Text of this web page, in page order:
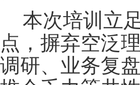
本次培训立
点，摒弃空泛
调研、业务复